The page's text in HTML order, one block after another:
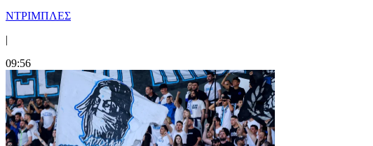
ΝΤΡΙΜΠΛΕΣ
|
09:56